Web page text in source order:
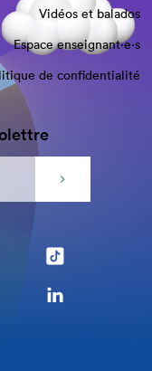
Vidéos et balados
Espace enseignant·e⋅s
de confidentialité